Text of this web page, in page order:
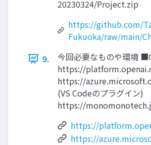
20230324/Project.zip
https://github.com/
Fukuoka/raw/main/
9.
今回必要なものや環境
https://
https://
(VS Codeのプラグイン)
https://
https://
https://